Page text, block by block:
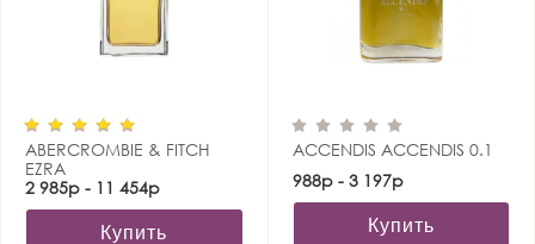
ABERCROMBIE & FITCH
EZRA
2 985р - 11 454р
Купить
ACCENDIS ACCENDIS 0.1
988р - 3 197р
Купить